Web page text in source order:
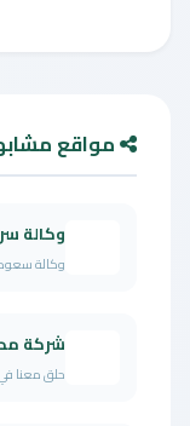
مواقع مشابهة (10
وكالة
وكالة
شركة
حلق معنا